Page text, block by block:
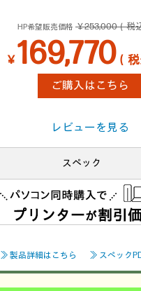
HP希望販売価格 ￥253,000（税
￥ 169,770 （
ご購入はこちら
レビューを見る
スペック
≫ 製品詳細はこちら ≫ スペック